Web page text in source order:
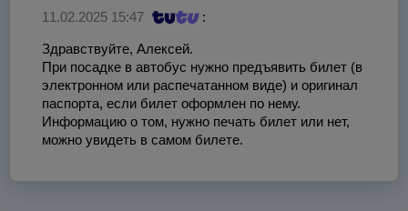
11.02.2025 15:47 :
Здравствуйте, Алексей.
При посадке в автобус нужно предъявить билет (в
электронном или распечатанном виде) и оригинал
паспорта, если билет оформлен по нему.
Информацию о том, нужно печать билет или нет,
можно увидеть в самом билете.